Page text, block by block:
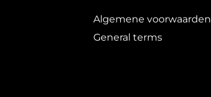
Algemene voorwaarden
General terms